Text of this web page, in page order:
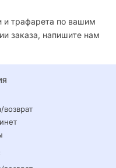
и трафарета по вашим
заказа, напишите нам
возврат